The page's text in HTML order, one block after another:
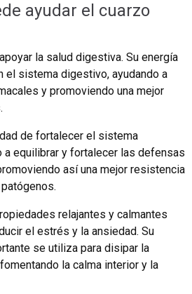
ayudar el cuarzo
la salud digestiva. Su energía
el sistema digestivo, ayudando a
y promoviendo una mejor
de fortalecer el sistema
a equilibrar y fortalecer las defensas
así una mejor resistencia
relajantes y calmantes
el estrés y la ansiedad. Su
se utiliza para disipar la
la calma interior y la